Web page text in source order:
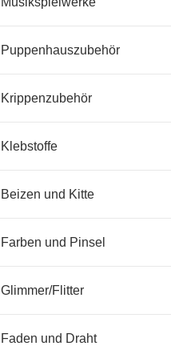
Puppenhauszubehör
Krippenzubehör
Klebstoffe
Beizen und Kitte
Farben und Pinsel
Glimmer/Flitter
Faden und Draht